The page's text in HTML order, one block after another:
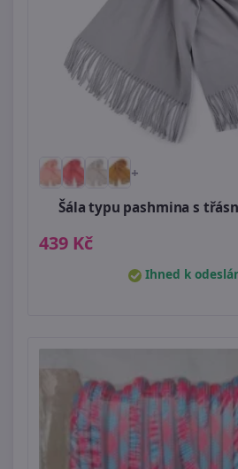
+
Šála typu pashmina s
439 Kč
Ihned k